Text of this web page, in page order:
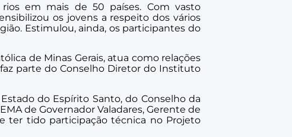
em mais de 50 países. Com vasto
os jovens a respeito dos vários
Estimulou, ainda, os participantes do
de Minas Gerais, atua como relações
parte do Conselho Diretor do Instituto
do Espírito Santo, do Conselho da
de Governador Valadares, Gerente de
ter tido participação técnica no Projeto